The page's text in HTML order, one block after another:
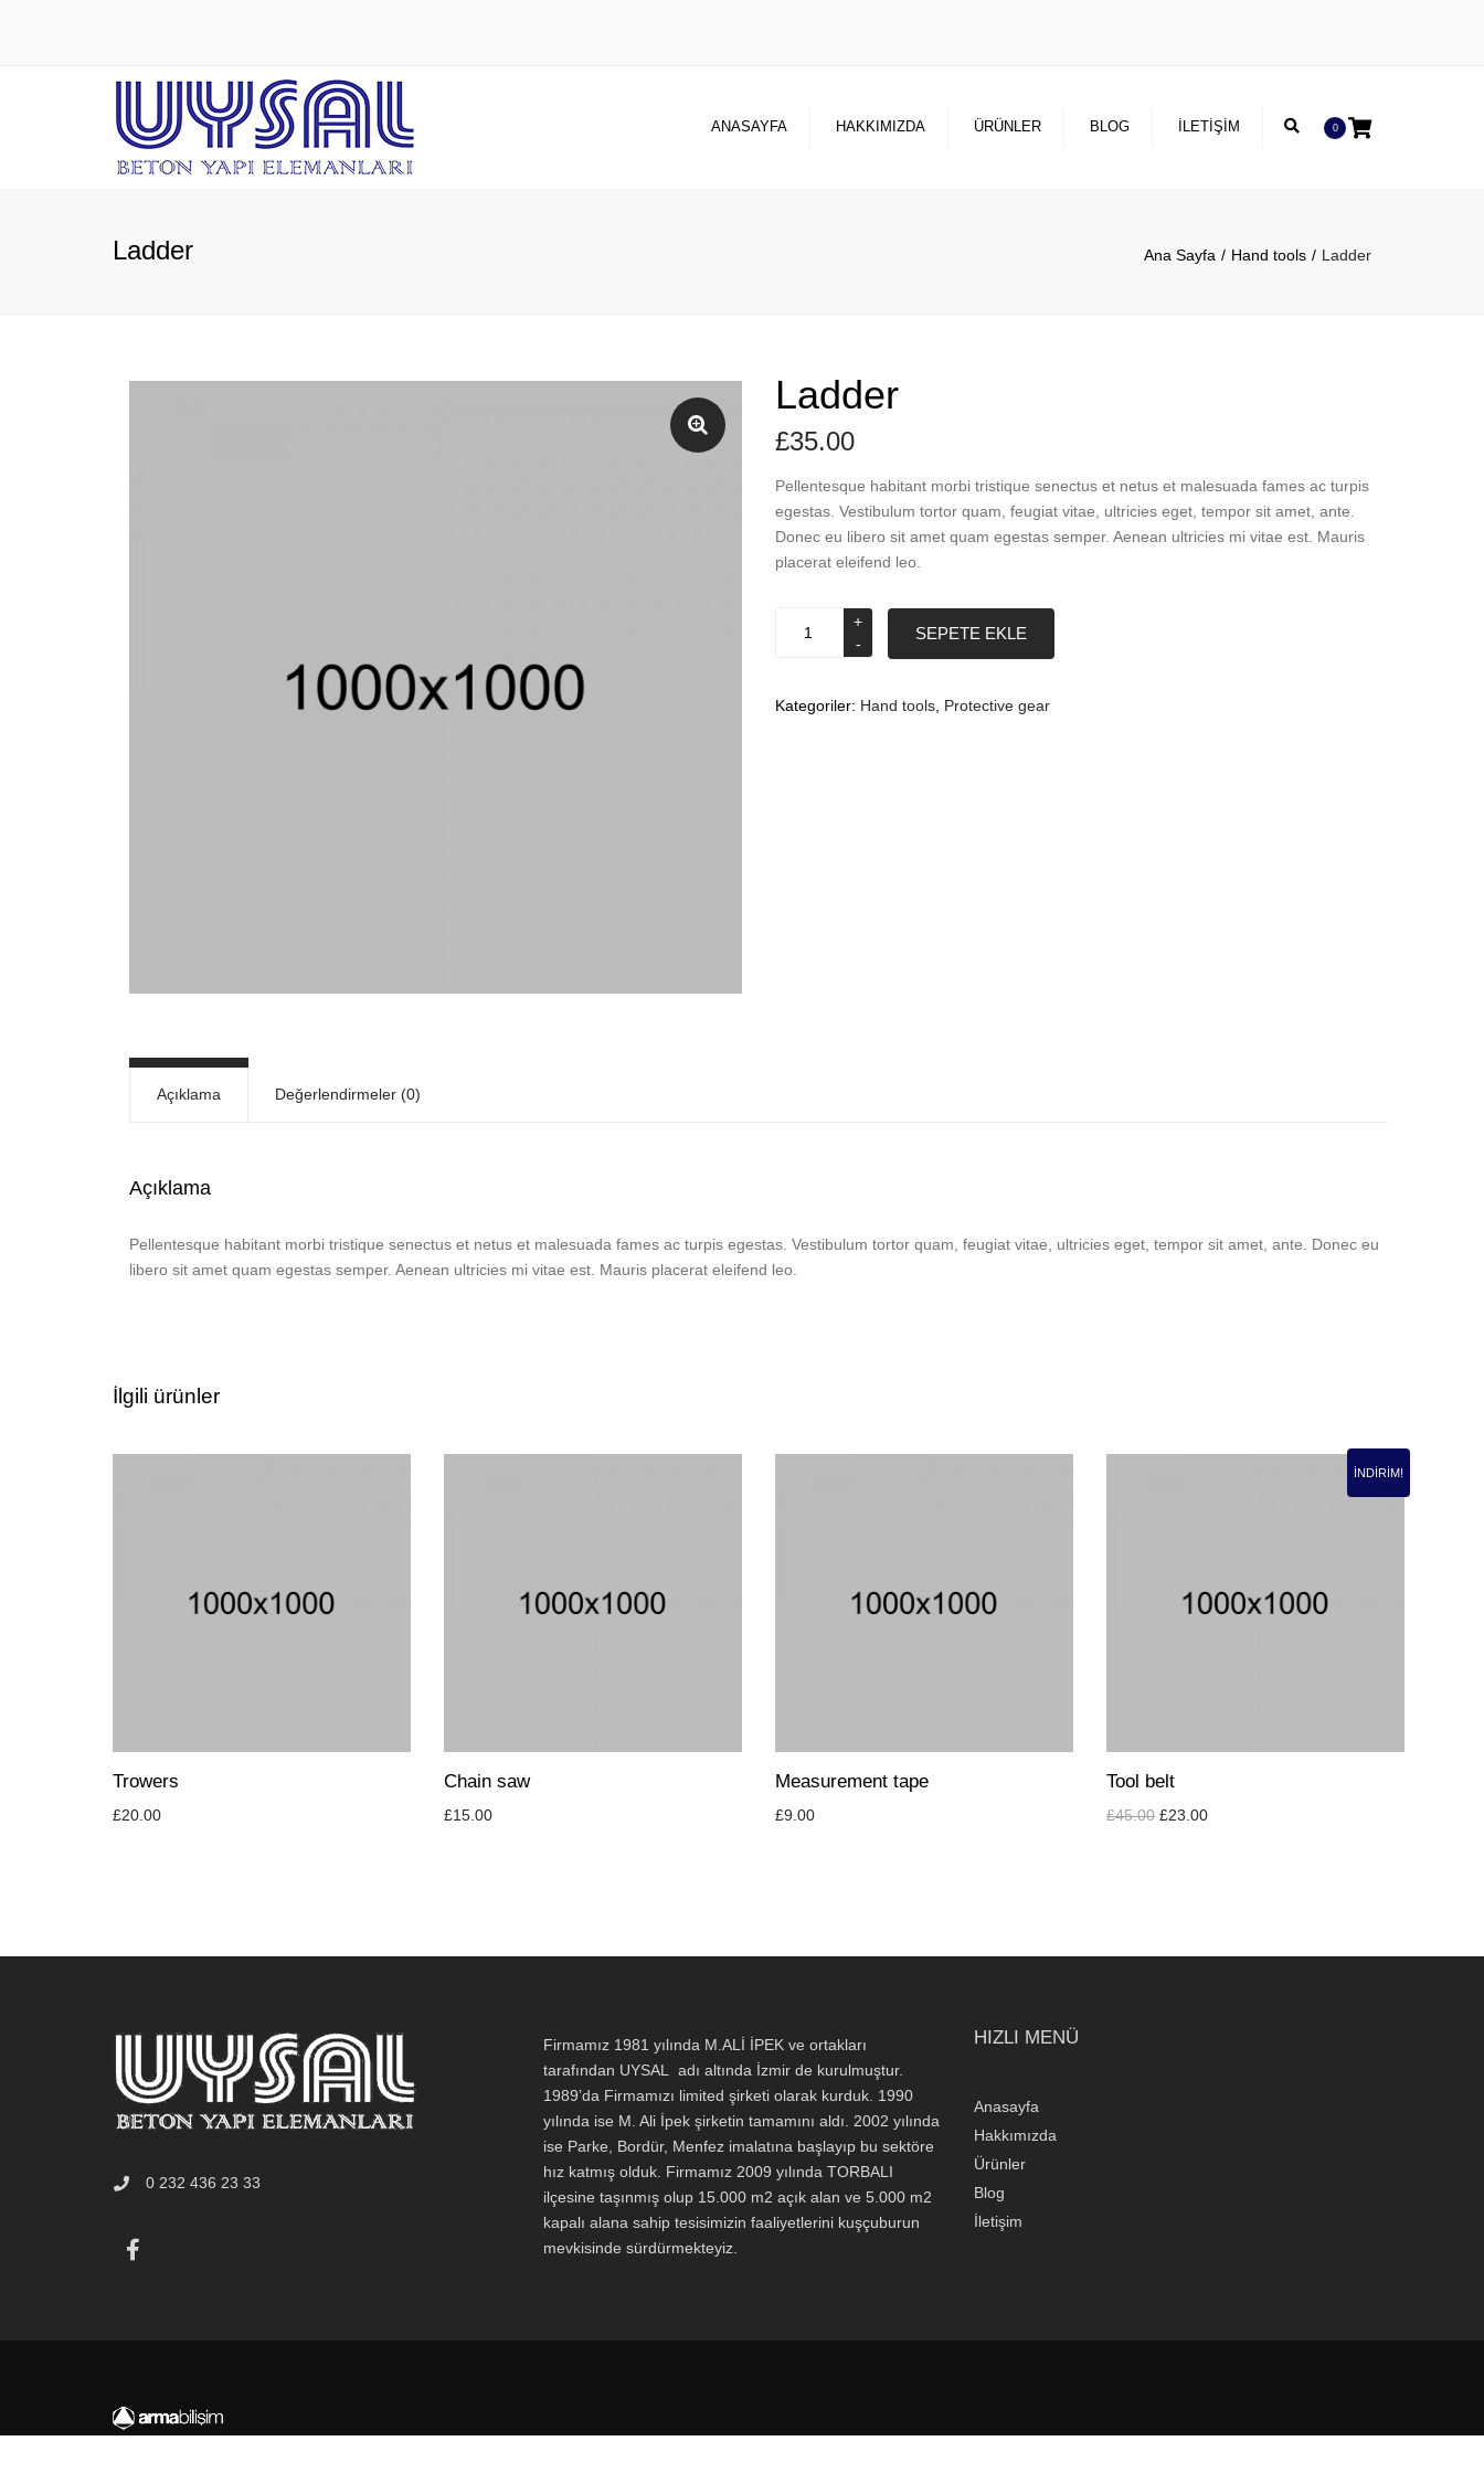
ANASAYFA HAKKIMIZDA ÜRÜNLER BLOG İLETIŞIM Search
0
Ladder Ana Sayfa Hand tools Ladder
Ladder
£35.00
Pellentesque habitant morbi tristique senectus et netus et malesuada fames ac turpis
egestas. Vestibulum tortor quam, feugiat vitae, ultricies eget, tempor sit amet, ante.
Donec eu libero sit amet quam egestas semper. Aenean ultricies mi vitae est. Mauris
placerat eleifend leo.
SEPETE EKLE
Kategoriler: Hand tools Protective gear
Açıklama Değerlendirmeler (0)
Açıklama
Pellentesque habitant morbi tristique senectus et netus et malesuada fames ac turpis egestas. Vestibulum tortor quam, feugiat vitae, ultricies eget, tempor sit amet, ante. Donec eu
libero sit amet quam egestas semper. Aenean ultricies mi vitae est. Mauris placerat eleifend leo.
İlgili ürünler
Trowers
£20.00
Chain saw
£15.00
Measurement tape
£9.00
İNDIRIM!
Tool belt
£45.00 £23.00
0 232 436 23 33
Firmamız 1981 yılında M.ALİ İPEK ve ortakları
tarafından UYSAL adı altında İzmir de kurulmuştur.
1989’da Firmamızı limited şirketi olarak kurduk. 1990
yılında ise M. Ali İpek şirketin tamamını aldı. 2002 yılında
ise Parke, Bordür, Menfez imalatına başlayıp bu sektöre
hız katmış olduk. Firmamız 2009 yılında TORBALI
ilçesine taşınmış olup 15.000 m2 açık alan ve 5.000 m2
kapalı alana sahip tesisimizin faaliyetlerini kuşçuburun
mevkisinde sürdürmekteyiz.
HIZLI MENÜ
Anasayfa
Hakkımızda
Ürünler
Blog
İletişim